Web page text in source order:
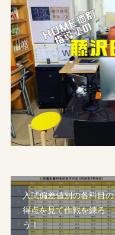
入試偏差値別の各科目の
得点を見て作戦を練ろ
う！